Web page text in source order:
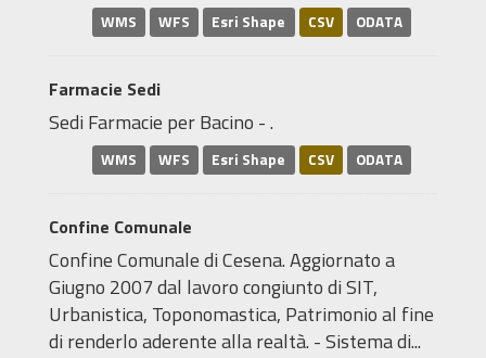
WMS WFS Esri Shape CSV ODATA
Farmacie Sedi
Sedi Farmacie per Bacino - .
WMS WFS Esri Shape CSV ODATA
Confine Comunale
Confine Comunale di Cesena. Aggiornato a
Giugno 2007 dal lavoro congiunto di SIT,
Urbanistica, Toponomastica, Patrimonio al fine
di renderlo aderente alla realtà. - Sistema di...